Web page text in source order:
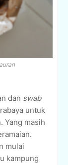
dan swab
untuk
Yang masih
mulai
kampung